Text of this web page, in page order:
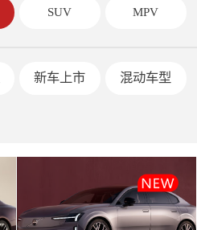
SUV MPV
新车上市 混动车型